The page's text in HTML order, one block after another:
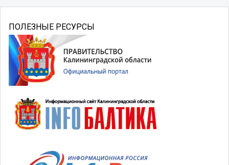
ПОЛЕЗНЫЕ РЕСУРСЫ